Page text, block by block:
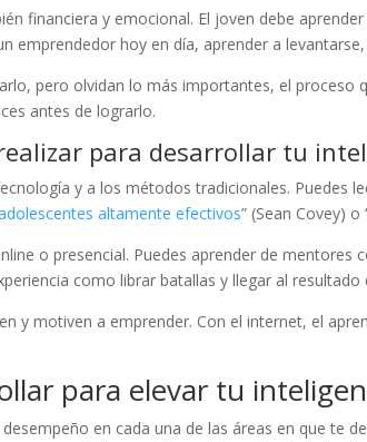
financiera y emocional. El joven debe
emprendedor hoy en día, aprender a
pero olvidan lo más importantes, el proceso
antes de lograrlo.
para desarrollar tu
y a los métodos tradicionales. Puedes
altamente efectivos” (Sean Covey)
o presencial. Puedes aprender de
como librar batallas y llegar al resultado
y motiven a emprender. Con el internet, el
para elevar tu
en cada una de las áreas en que te